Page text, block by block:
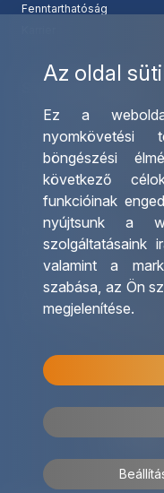
Az oldal
Ez a
nyomkövetési
böngészési
következő
funkcióinak
nyújtsunk a
szolgáltatásaink
valamint a
szabása, az Ön
megjelenítése.
Fenntarthatóság
Csoportos utazások
szervezése
Egyéni utak szervezése
Hajóutak
Üzleti utaztatás
Nemzetközi tanár és
diákigazolványok
Letölthető katalógusunk
Ajándékutalvány
OTP Travel kedvezmények
© 2026 OTP